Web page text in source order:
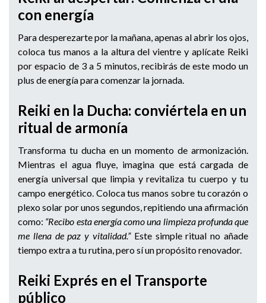
con energía
Para desperezarte por la mañana, apenas al abrir los ojos,
coloca tus manos a la altura del vientre y aplícate Reiki
por espacio de 3 a 5 minutos, recibirás de este modo un
plus de energía para comenzar la jornada.
Reiki en la Ducha: conviértela en un
ritual de armonía
Transforma tu ducha en un momento de armonización.
Mientras el agua fluye, imagina que está cargada de
energía universal que limpia y revitaliza tu cuerpo y tu
campo energético. Coloca tus manos sobre tu corazón o
plexo solar por unos segundos, repitiendo una afirmación
como: “Recibo esta energía como una limpieza profunda que
me llena de paz y vitalidad.”Este simple ritual no añade
tiempo extra a tu rutina, pero sí un propósito renovador.
Reiki Exprés en el Transporte
público